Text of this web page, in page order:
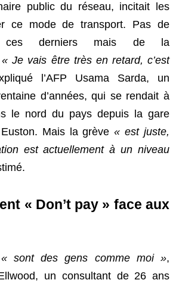
public du réseau, incitait les
ce mode de transport. Pas de
ces derniers mais de la
« Je vais être très en retard, c’est
l’AFP Usama Sarda, un
d’années, qui se rendait à
le nord du pays depuis la gare
Mais la grève « est juste,
est actuellement à un niveau
« Don’t pay » face aux
« sont des gens comme moi »,
un consultant de 26 ans